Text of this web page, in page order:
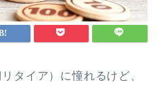
タイア）に憧れるけど、